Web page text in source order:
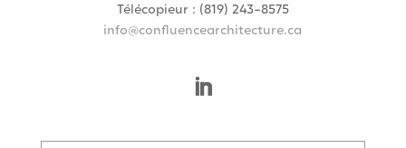
Télécopieur : (819) 243-8575
info@confluencearchitecture.ca